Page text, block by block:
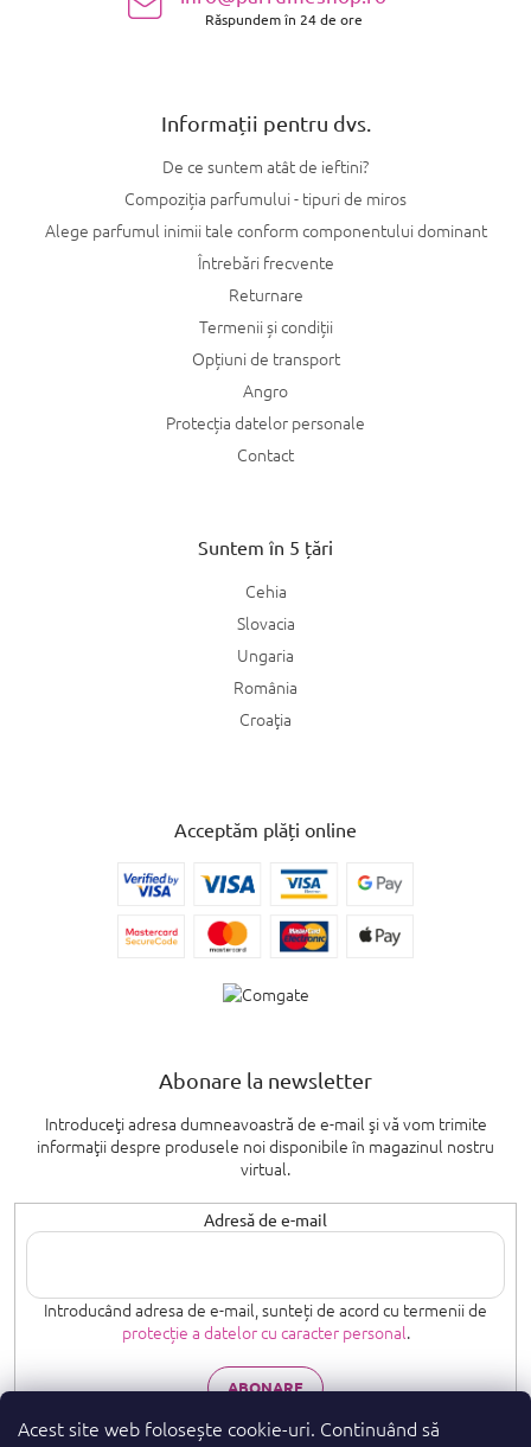
Acest site web folosește cookie-uri. Continuând să
Răspundem în 24 de ore
Informații pentru dvs.
De ce suntem atât de ieftini?
Compoziția parfumului - tipuri de miros
Alege parfumul inimii tale conform componentului dominant
Întrebări frecvente
Returnare
Termenii și condiții
Opțiuni de transport
Angro
Protecția datelor personale
Contact
Suntem în 5 țări
Cehia
Slovacia
Ungaria
România
Croaţia
Acceptăm plăți online
Abonare la newsletter
Introduceţi adresa dumneavoastră de e-mail şi vă vom trimite
informaţii despre produsele noi disponibile în magazinul nostru
virtual.
Adresă de e-mail
Introducând adresa de e-mail, sunteți de acord cu termenii de
protecție a datelor cu caracter personal.
ABONARE